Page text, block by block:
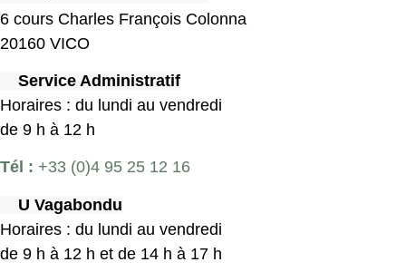
6 cours Charles François Colonna
20160 VICO
Service Administratif
Horaires : du lundi au vendredi
de 9 h à 12 h
Tél : +33 (0)4 95 25 12 16
U Vagabondu
Horaires : du lundi au vendredi
de 9 h à 12 h et de 14 h à 17 h